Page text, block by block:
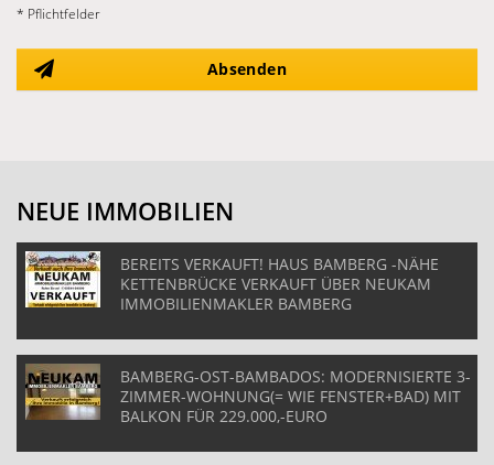
* Pflichtfelder
Absenden
NEUE IMMOBILIEN
BEREITS VERKAUFT! HAUS BAMBERG -NÄHE
KETTENBRÜCKE VERKAUFT ÜBER NEUKAM
IMMOBILIENMAKLER BAMBERG
BAMBERG-OST-BAMBADOS: MODERNISIERTE 3-
ZIMMER-WOHNUNG(= WIE FENSTER+BAD) MIT
BALKON FÜR 229.000,-EURO